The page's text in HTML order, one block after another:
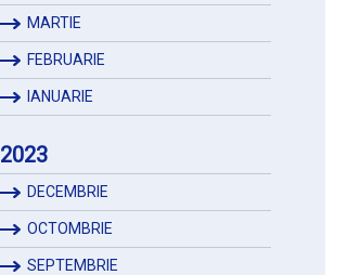
MARTIE
FEBRUARIE
IANUARIE
2023
DECEMBRIE
OCTOMBRIE
SEPTEMBRIE